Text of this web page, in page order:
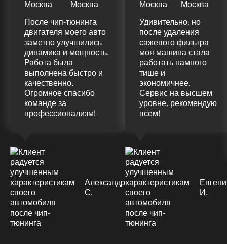
После чип-тюнинга
двигателя моего авто
заметно улучшились
динамика и мощность.
Работа была
выполнена быстро и
качественно.
Огромное спасибо
команде за
профессионализм!
Александр
С.
Удивительно, но
после удаления
сажевого фильтра
моя машина стала
работать намного
тише и
экономичнее.
Сервис на высшем
уровне, рекомендую
всем!
И.